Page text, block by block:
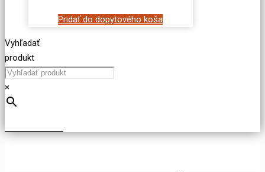
Pridať do dopytového koša
Vyhľadať
produkt
×